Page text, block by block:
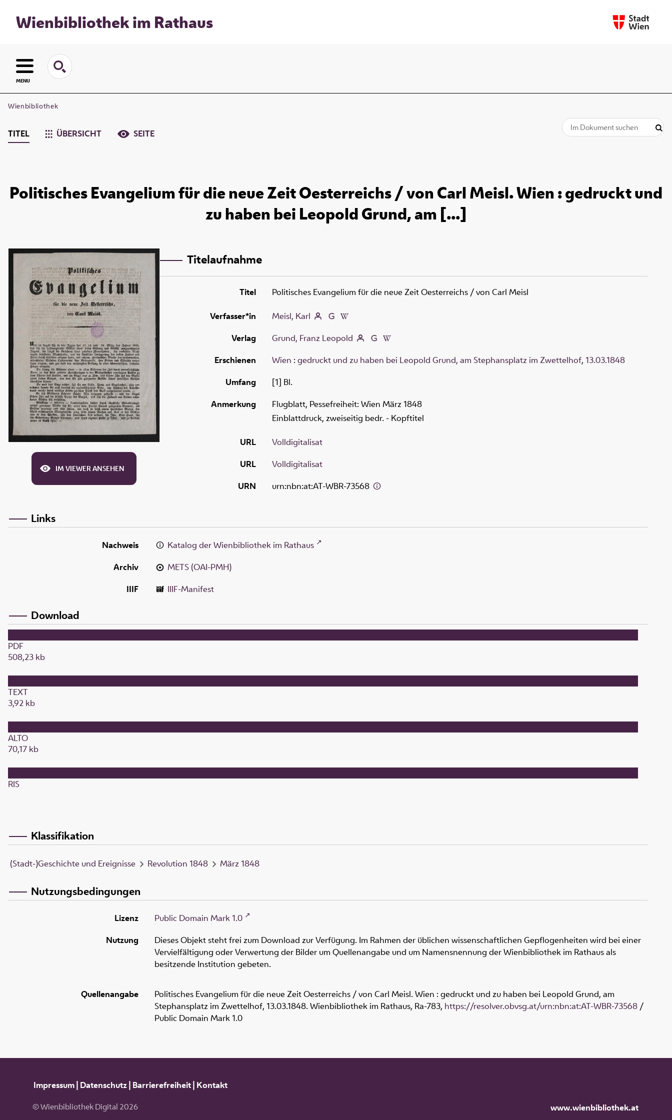
Wienbibliothek im Rathaus
MENU
Wienbibliothek
TITEL ÜBERSICHT SEITE
Politisches Evangelium für die neue Zeit Oesterreichs / von Carl Meisl. Wien : gedruckt und
zu haben bei Leopold Grund, am [...]
IM VIEWER ANSEHEN
Titelaufnahme
Titel Politisches Evangelium für die neue Zeit Oesterreichs / von Carl Meisl
Verfasser*in
Meisl, Karl
Verlag
Grund, Franz Leopold
Erschienen
Wien : gedruckt und zu haben bei Leopold Grund, am Stephansplatz im Zwettelhof, 13.03.1848
Umfang
[1] Bl.
Anmerkung
Flugblatt, Pessefreiheit: Wien März 1848
Einblattdruck, zweiseitig bedr. - Kopftitel
URL
Volldigitalisat
URL
Volldigitalisat
URN
urn:nbn:at:AT-WBR-73568
Links
Nachweis
Katalog der Wienbibliothek im Rathaus
Archiv
METS (OAI-PMH)
IIIF
IIIF-Manifest
Download
PDF
508,23 kb
TEXT
3,92 kb
ALTO
70,17 kb
RIS
Klassifikation
(Stadt-)Geschichte und Ereignisse Revolution 1848 März 1848
Nutzungsbedingungen
Lizenz
Public Domain Mark 1.0
Nutzung
Dieses Objekt steht frei zum Download zur Verfügung. Im Rahmen der üblichen wissenschaftlichen Gepflogenheiten wird bei einer
Vervielfältigung oder Verwertung der Bilder um Quellenangabe und um Namensnennung der Wienbibliothek im Rathaus als
besitzende Institution gebeten.
Quellenangabe
Politisches Evangelium für die neue Zeit Oesterreichs / von Carl Meisl. Wien : gedruckt und zu haben bei Leopold Grund, am
Stephansplatz im Zwettelhof, 13.03.1848. Wienbibliothek im Rathaus, Ra-783, https://resolver.obvsg.at/urn:nbn:at:AT-WBR-73568 /
Public Domain Mark 1.0
Impressum| Datenschutz| Barrierefreiheit| Kontakt
© Wienbibliothek Digital 2026 www.wienbibliothek.at